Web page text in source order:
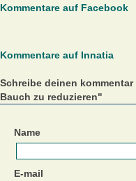
Kommentare auf Facebook
Kommentare auf Innatia
Schreibe deinen
Bauch zu reduzieren"
Name
E-mail